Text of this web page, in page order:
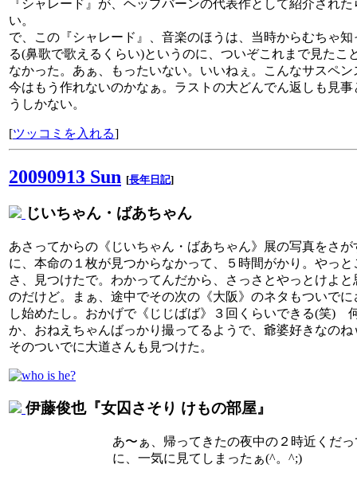
『シャレード』が、ヘップバーンの代表作として紹介された
い。
で、この『シャレード』、音楽のほうは、当時からむちゃ知
る(鼻歌で歌えるくらい)というのに、ついぞこれまで見たこ
なかった。あぁ、もったいない。いいねぇ。こんなサスペン
今はもう作れないのかなぁ。ラストの大どんでん返しも見事
うしかない。
[ツッコミを入れる]
20090913 Sun [長年日記]
じいちゃん・ばあちゃん
あさってからの《じいちゃん・ばあちゃん》展の写真をさが
に、本命の１枚が見つからなかって、５時間がかり。やっと
さ、見つけたで。わかってんだから、さっさとやっとけよと
のだけど。まぁ、途中でその次の《大阪》のネタもついでに
し始めたし。おかげで《じじばば》３回くらいできる(笑)
か、おねえちゃんばっかり撮ってるようで、爺婆好きなの
そのついでに大道さんも見つけた。
伊藤俊也『女囚さそり けもの部屋』
あ〜ぁ、帰ってきたの夜中の２時近くだ
に、一気に見てしまったぁ(^。^;)